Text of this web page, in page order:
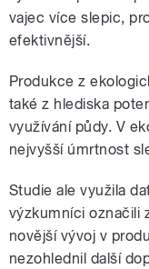
vajec více slepic,
efektivnější.
Produkce z
také z hlediska
využívání půdy. V
nejvyšší úmrtnost
Studie ale využila
výzkumníci označili
novější vývoj v
nezohlednil další